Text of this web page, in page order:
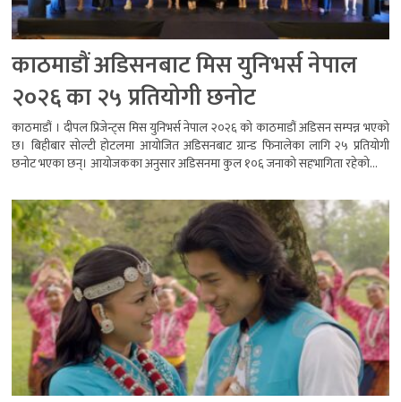
काठमाडौं अडिसनबाट मिस युनिभर्स नेपाल
२०२६ का २५ प्रतियोगी छनोट
काठमाडौं । दीपल प्रिजेन्ट्स मिस युनिभर्स नेपाल २०२६ को काठमाडौं अडिसन सम्पन्न भएको
छ। बिहीबार सोल्टी होटलमा आयोजित अडिसनबाट ग्रान्ड फिनालेका लागि २५ प्रतियोगी
छनोट भएका छन्। आयोजकका अनुसार अडिसनमा कुल १०६ जनाको सहभागिता रहेको...